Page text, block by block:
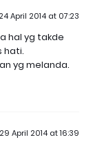
24 April 2014 at 07:23
hal yg takde
hati.
yg melanda.
29 April 2014 at 16:39